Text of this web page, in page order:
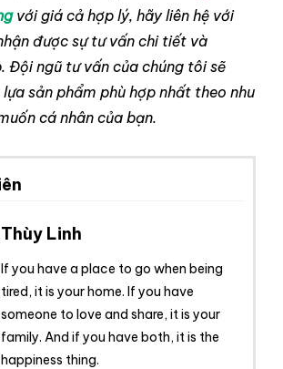
với giá cả hợp lý, hãy liên hệ với
được sự tư vấn chi tiết và
Đội ngũ tư vấn của chúng tôi sẽ
sản phẩm phù hợp nhất theo nhu
cá nhân của bạn.
Thùy Linh
If you have a place to go when being
tired, it is your home. If you have
someone to love and share, it is your
family. And if you have both, it is the
happiness thing.